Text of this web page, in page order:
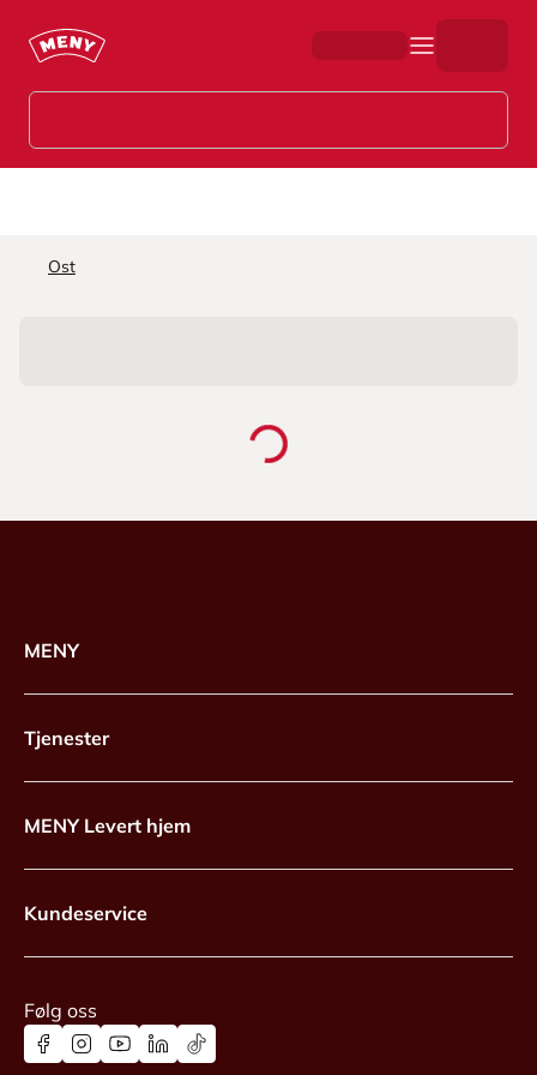
Ost
MENY
Tjenester
MENY Levert hjem
Kundeservice
Følg oss